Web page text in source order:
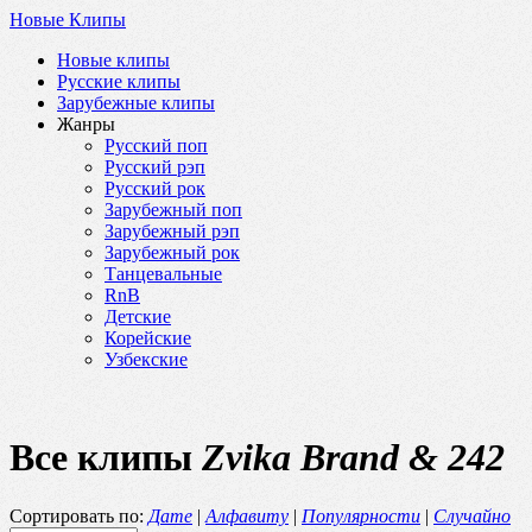
Новые Клипы
Новые клипы
Русские клипы
Зарубежные клипы
Жанры
Русский поп
Русский рэп
Русский рок
Зарубежный поп
Зарубежный рэп
Зарубежный рок
Танцевальные
RnB
Детские
Корейские
Узбекские
Все клипы Zvika Brand & 242
Сортировать по: Дате | Алфавиту | Популярности | Случайно